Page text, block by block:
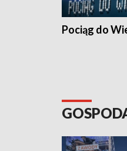
Pociąg do